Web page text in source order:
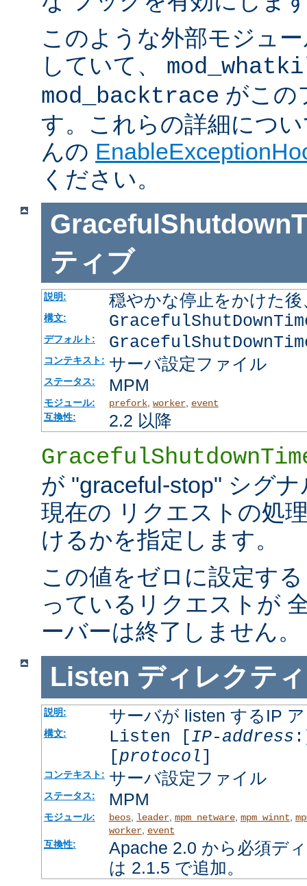
このような外部モジュ
していて、
mod_backtrace がこの
す。これらの詳細につ
んの
ください。
ティブ
説明: 穏やかな停止をかけた
構文:
デフォルト:
コンテキスト: サーバ設定ファイル
ステータス: MPM
モジュール: prefork, worker, event
互換性:
2.2 以降
が "graceful-stop" シグ
現在の リクエストの処
けるかを指定します。
この値をゼロに設定す
っているリクエストが
ーバーは終了しません。
Listen ディレクテ
説明: サーバが listen するIP
構文: Listen [IP-address
[protocol]
コンテキスト: サーバ設定ファイル
ステータス: MPM
モジュール: beos, leader, mpm_netware, mpm_winnt
worker, event
互換性:
Apache 2.0 から必須デ
は 2.1.5 で追加。